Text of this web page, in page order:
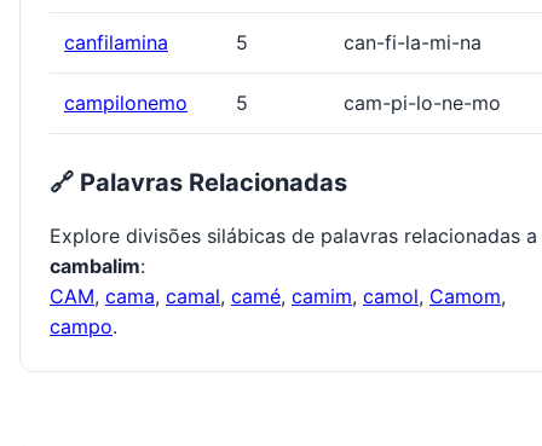
canfilamina 5 can-fi-la-mi-na
campilonemo 5 cam-pi-lo-ne-mo
🔗 Palavras Relacionadas
Explore divisões silábicas de palavras relacionadas a
cambalim:
CAM, cama, camal, camé, camim, camol, Camom,
campo.